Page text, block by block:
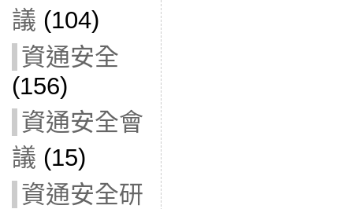
議 (104)
資通安全
(156)
資通安全會
議 (15)
資通安全研